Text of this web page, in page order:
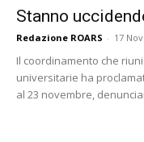
Stanno
Redazione ROARS - 17
Il coordinamento che
universitarie ha
al 23 novembre,